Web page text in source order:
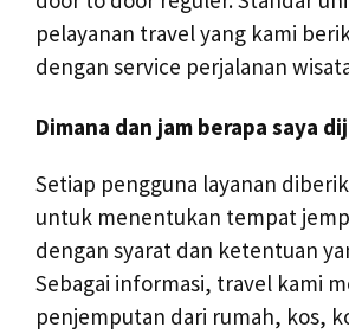
pelayanan travel yang kami
dengan service perjalanan
Dimana dan jam berapa saya
Setiap pengguna layanan
untuk menentukan tempat
dengan syarat dan ketentuan
Sebagai informasi, travel kami
penjemputan dari rumah, kos,